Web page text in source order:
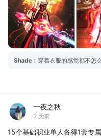
Shade ： 穿着衣服的感觉都不怎
一夜之秋
2 天前
15个基础职业单人各得1套专